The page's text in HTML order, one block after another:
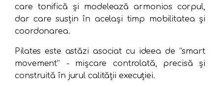
care tonifică și modelează armonios corpul,
dar care susțin în același timp mobilitatea și
coordonarea.
Pilates este astăzi asociat cu ideea de “smart
movement” - mișcare controlată, precisă și
construită în jurul calității execuției.